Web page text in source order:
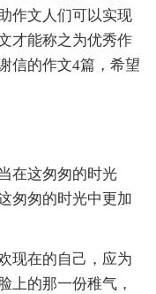
作文人们可以实现
才能称之为优秀作
信的作文4篇，希望
在这匆匆的时光
匆匆的时光中更加
现在的自己，应为
上的那一份稚气，